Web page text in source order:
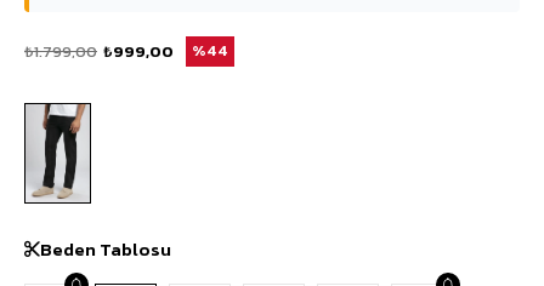
₺1.799,00 ₺999,00 44
Beden Tablosu